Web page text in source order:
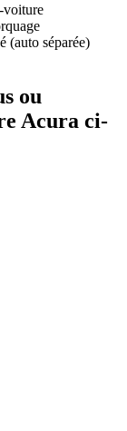
voiture
(auto séparée)
ou
Acura ci-